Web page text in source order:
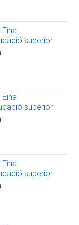
superior
superior
superior